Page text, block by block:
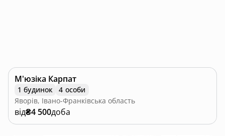
М'юзіка Карпат
1 будинок
4 особи
Яворів, Івано-Франківська область
від₴4 500доба